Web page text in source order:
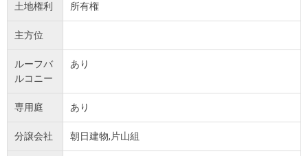
土地権利 所有権
主方位
ルーフバ
ルコニー
あり
専用庭 あり
分譲会社 朝日建物,片山組